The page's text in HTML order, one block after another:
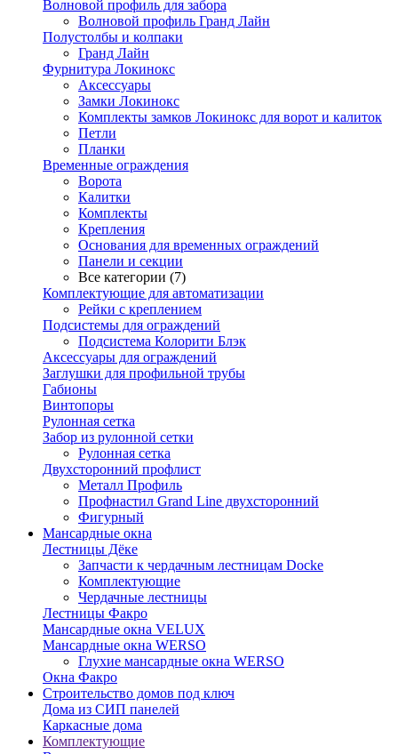
Волновой профиль для забора
Волновой профиль Гранд Лайн
Полустолбы и колпаки
Гранд Лайн
Фурнитура Локинокс
Аксессуары
Замки Локинокс
Комплекты замков Локинокс для ворот и калиток
Петли
Планки
Временные ограждения
Ворота
Калитки
Комплекты
Крепления
Основания для временных ограждений
Панели и секции
Все категории (7)
Комплектующие для автоматизации
Рейки с креплением
Подсистемы для ограждений
Подсистема Колорити Блэк
Аксессуары для ограждений
Заглушки для профильной трубы
Габионы
Винтопоры
Рулонная сетка
Забор из рулонной сетки
Рулонная сетка
Двухсторонний профлист
Металл Профиль
Профнастил Grand Line двухсторонний
Фигурный
Мансардные окна
Лестницы Дёке
Запчасти к чердачным лестницам Docke
Комплектующие
Чердачные лестницы
Лестницы Факро
Мансардные окна VELUX
Мансардные окна WERSO
Глухие мансардные окна WERSO
Окна Факро
Строительство домов под ключ
Дома из СИП панелей
Каркасные дома
Комплектующие